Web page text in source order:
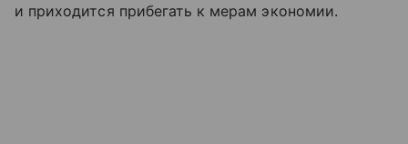
и приходится прибегать к мерам экономии.